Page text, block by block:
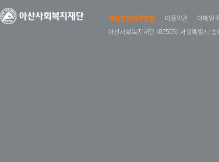
개인정보처리방침 이용약관
이메일
아산사회복지재단 (05505) 서울특별시